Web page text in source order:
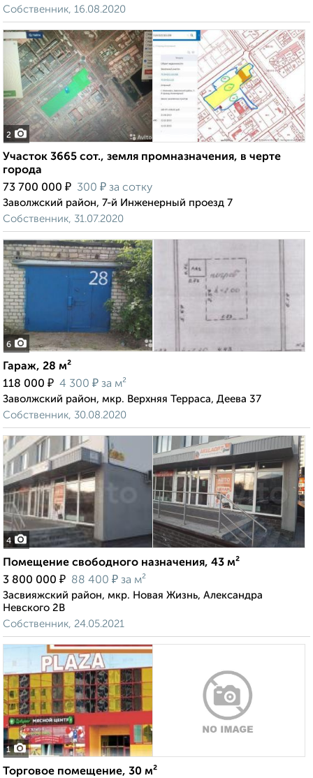
Собственник, 16.08.2020
2
Участок 3665 сот., земля промназначения, в черте
города
73 700 000 ₽ 300 ₽ за сотку
Заволжский район, 7-й Инженерный проезд 7
Собственник, 31.07.2020
6
Гараж, 28 м²
118 000 ₽ 4 300 ₽ за м²
Заволжский район, мкр. Верхняя Терраса, Деева 37
Собственник, 30.08.2020
4
Помещение свободного назначения, 43 м²
3 800 000 ₽ 88 400 ₽ за м²
Засвияжский район, мкр. Новая Жизнь, Александра
Невского 2В
Собственник, 24.05.2021
1
Торговое помещение, 30 м²